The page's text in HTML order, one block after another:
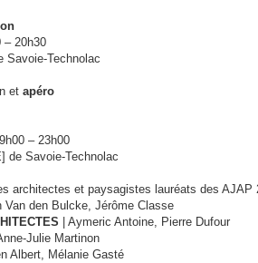
– 20h30
Savoie-Technolac
et apéro
– 23h00
de Savoie-Technolac
architectes et paysagistes lauréats des AJAP
Van den Bulcke, Jérôme Classe
| Aymeric Antoine, Pierre Dufour
Julie Martinon
Albert, Mélanie Gasté